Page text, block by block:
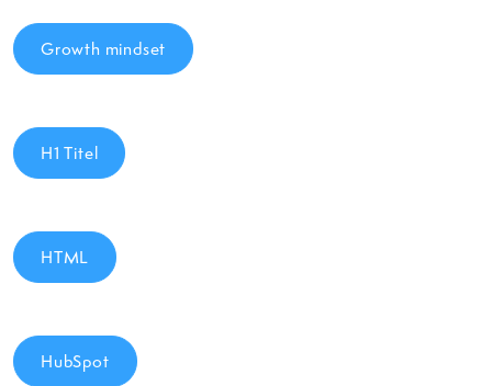
Growth mindset
H1 Titel
HTML
HubSpot